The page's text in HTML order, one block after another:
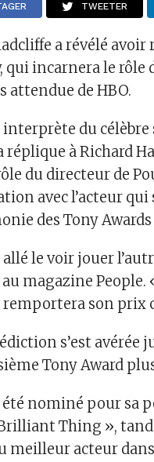
TWEETER
a révélé
qui incarnera le rôle
attendue de HBO.
interprète du
réplique à Richard
du directeur de
avec l’acteur
des Tony
allé le voir jouer
magazine People.
son prix
s’est avérée
Tony Award
nominé pour sa
Thing »,
meilleur acteur